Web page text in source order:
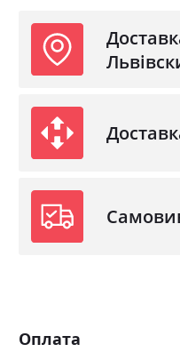
Оплата